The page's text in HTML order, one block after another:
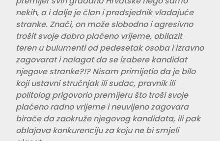
nekih, a i dalje je član i predsjednik vladajuće
stranke. Znači, on može slobodno i agresivno
trošit svoje dobro plaćeno vrijeme, obilazit
teren u bulumenti od pedesetak osoba i izravno
zagovarat i nalagat da se izabere kandidat
njegove stranke?!? Nisam primijetio da je bilo
koji ustavni stručnjak ili sudac, pravnik ili
politolog prigovorio premijeru što troši svoje
plaćeno radno vrijeme i neuvijeno zagovara
birače da zaokruže njegovog kandidata, ili pak
oblajava konkurenciju za koju ne bi smjeli